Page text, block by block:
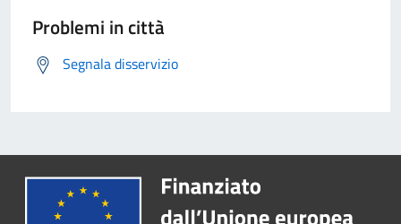
Problemi in città
Segnala disservizio